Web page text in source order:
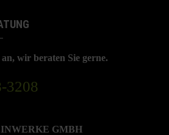
wir beraten Sie gerne.
3208
GMBH